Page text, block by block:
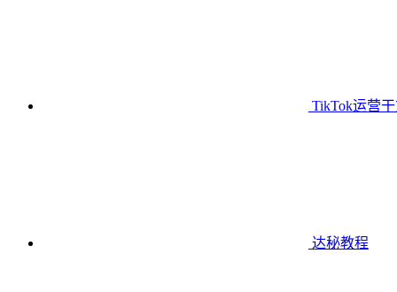
TikTok运营
达秘教程